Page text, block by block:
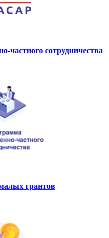
частного сотрудничества
грантов